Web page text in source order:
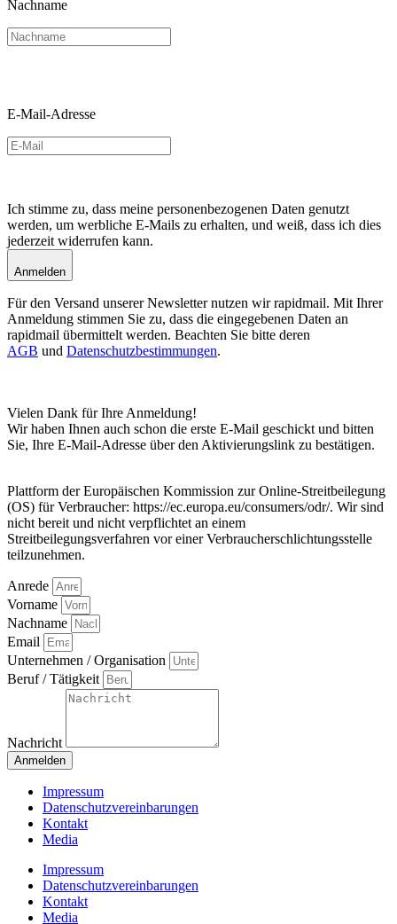
Nachname
E-Mail-Adresse
Ich stimme zu, dass meine personenbezogenen Daten genutzt
werden, um werbliche E-Mails zu erhalten, und weiß, dass ich dies
jederzeit widerrufen kann.
Anmelden
Für den Versand unserer Newsletter nutzen wir rapidmail. Mit Ihrer
Anmeldung stimmen Sie zu, dass die eingegebenen Daten an
rapidmail übermittelt werden. Beachten Sie bitte deren
AGB und Datenschutzbestimmungen.
Vielen Dank für Ihre Anmeldung!
Wir haben Ihnen auch schon die erste E-Mail geschickt und bitten
Sie, Ihre E-Mail-Adresse über den Aktivierungslink zu bestätigen.
Plattform der Europäischen Kommission zur Online-Streitbeilegung
(OS) für Verbraucher: https://ec.europa.eu/consumers/odr/. Wir sind
nicht bereit und nicht verpflichtet an einem
Streitbeilegungsverfahren vor einer Verbraucherschlichtungsstelle
teilzunehmen.
Anrede
Vorname
Nachname
Email
Unternehmen / Organisation
Beruf / Tätigkeit
Nachricht
Anmelden
Impressum
Datenschutzvereinbarungen
Kontakt
Media
Impressum
Datenschutzvereinbarungen
Kontakt
Media